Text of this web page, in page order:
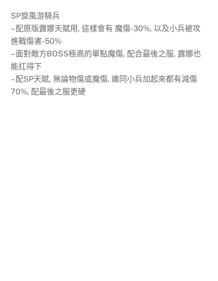
SP旋風游騎兵
– 配原版露娜天賦用, 這樣會有 魔傷-30%, 以及小兵被攻
進戰傷害-50%
– 面對敵方BOSS極高的單點魔傷, 配合最後之服, 露娜也
能扛得下
– 配SP天賦, 無論物傷或魔傷, 連同小兵加起來都有減傷
70%, 配最後之服更硬